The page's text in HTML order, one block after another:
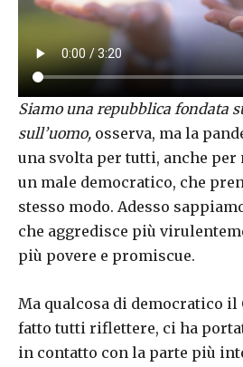
Siamo una repubblica fondata
sull’uomo, osserva, ma la
una svolta per tutti, anche per
un male democratico, che
stesso modo. Adesso
che aggredisce più
più povere e promiscue.
Ma qualcosa di democratico il
fatto tutti riflettere, ci ha
in contatto con la parte più